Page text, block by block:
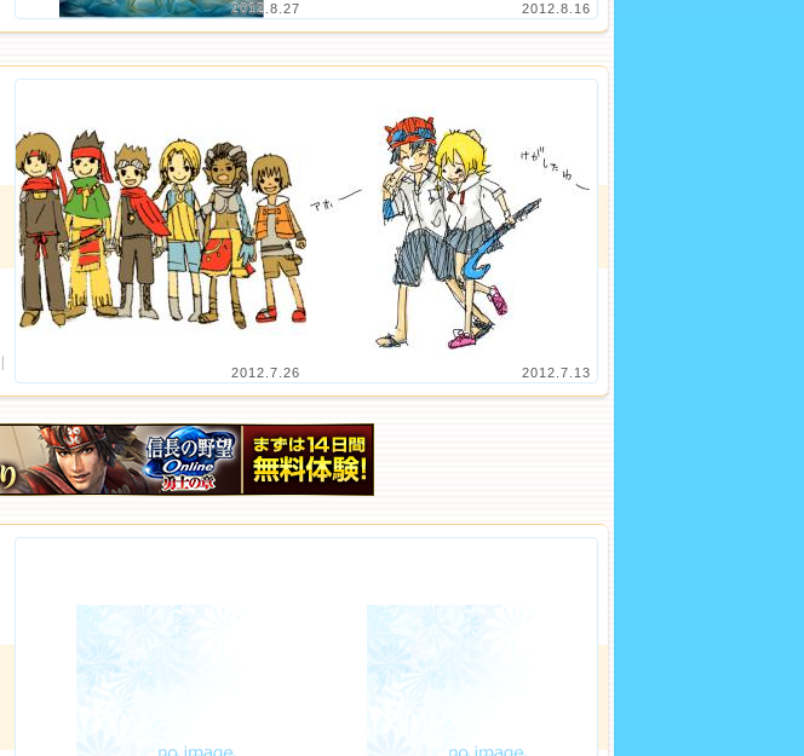
2012.8.27 2012.8.16
2012.7.26 2012.7.13